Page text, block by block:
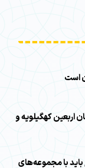
است
اربعین کهگیلویه و
با مجموعه‌های